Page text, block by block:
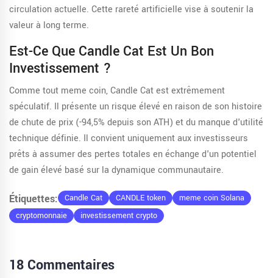
circulation actuelle. Cette rareté artificielle vise à soutenir la
valeur à long terme.
Est-Ce Que Candle Cat Est Un Bon
Investissement ?
Comme tout meme coin, Candle Cat est extrêmement
spéculatif. Il présente un risque élevé en raison de son histoire
de chute de prix (-94,5% depuis son ATH) et du manque d'utilité
technique définie. Il convient uniquement aux investisseurs
prêts à assumer des pertes totales en échange d'un potentiel
de gain élevé basé sur la dynamique communautaire.
Étiquettes: Candle Cat CANDLE token
meme coin Solana
cryptomonnaie
investissement crypto
18 Commentaires